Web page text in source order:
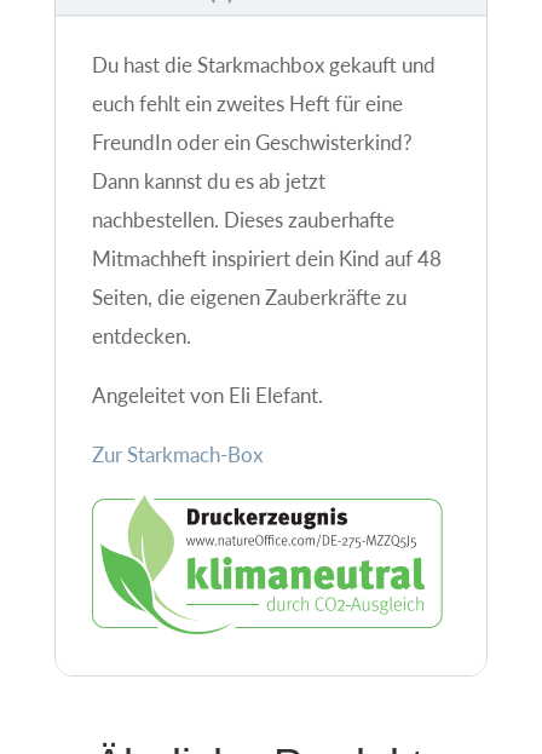
Du hast die Starkmachbox gekauft und
euch fehlt ein zweites Heft für eine
FreundIn oder ein Geschwisterkind?
Dann kannst du es ab jetzt
nachbestellen. Dieses zauberhafte
Mitmachheft inspiriert dein Kind auf 48
Seiten, die eigenen Zauberkräfte zu
entdecken.
Angeleitet von Eli Elefant.
Zur Starkmach-Box